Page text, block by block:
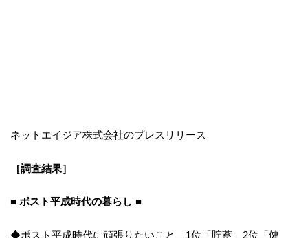
ネットエイジア株式会社のプレスリリース
［調査結果］
■ ポスト平成時代の暮らし ■
◆ポスト平成時代に頑張りたいこと 1位「貯蓄」2位「健